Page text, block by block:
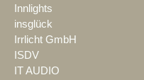
Innlights
insglück
Irrlicht GmbH
ISDV
IT AUDIO